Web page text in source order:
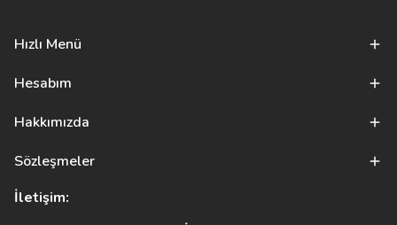
Hızlı Menü
Hesabım
Hakkımızda
Sözleşmeler
İletişim: